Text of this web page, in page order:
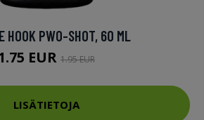
HOOK PWO-SHOT, 60 ML
EUR 1.95 EUR
LISÄTIETOJA